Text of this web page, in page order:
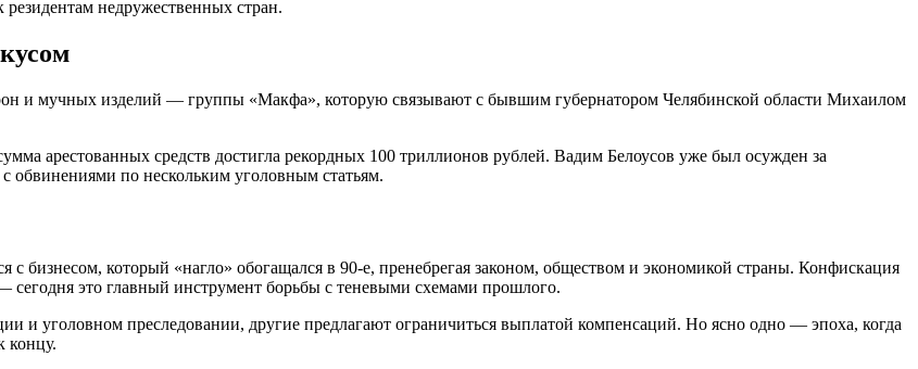
недружественных стран.
и мучных изделий — группы «Макфа», которую связывают с бывшим губернатором Челябинской области Михаилом
арестованных средств достигла рекордных 100 триллионов рублей. Вадим Белоусов уже был осужден за
обвинениями по нескольким уголовным статьям.
с бизнесом, который «нагло» обогащался в 90-е, пренебрегая законом, обществом и экономикой страны. Конфискация
сегодня это главный инструмент борьбы с теневыми схемами прошлого.
и уголовном преследовании, другие предлагают ограничиться выплатой компенсаций. Но ясно одно — эпоха, когда
концу.